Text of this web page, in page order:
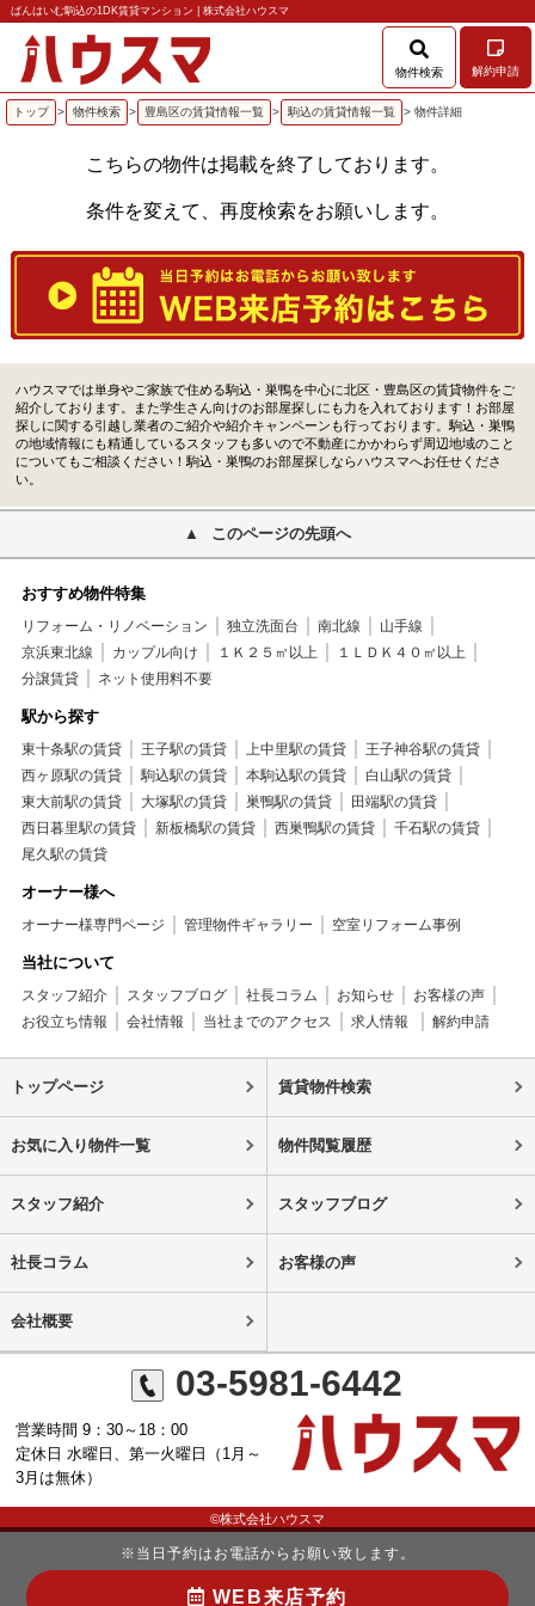
ばんはいむ駒込の1DK賃貸マンション | 株式会社ハウスマ
物件検索 解約申請
トップ > 物件検索 > 豊島区の賃貸情報一覧 > 駒込の賃貸情報一覧 > 物件詳細
こちらの物件は掲載を終了しております。
条件を変えて、再度検索をお願いします。
ハウスマでは単身やご家族で住める駒込・巣鴨を中心に北区・豊島区の賃貸物件をご
紹介しております。また学生さん向けのお部屋探しにも力を入れております！お部屋
探しに関する引越し業者のご紹介や紹介キャンペーンも行っております。駒込・巣鴨
の地域情報にも精通しているスタッフも多いので不動産にかかわらず周辺地域のこと
についてもご相談ください！駒込・巣鴨のお部屋探しならハウスマへお任せくださ
い。
このページの先頭へ
おすすめ物件特集
リフォーム・リノベーション 独立洗面台 南北線
山手線
京浜東北線
カップル向け １Ｋ２５㎡以上
１ＬＤＫ４０㎡以上
分譲賃貸
ネット使用料不要
駅から探す
東十条駅の賃貸 王子駅の賃貸 上中里駅の賃貸
王子神谷駅の賃貸
西ヶ原駅の賃貸
駒込駅の賃貸 本駒込駅の賃貸
白山駅の賃貸
東大前駅の賃貸
大塚駅の賃貸 巣鴨駅の賃貸
田端駅の賃貸
西日暮里駅の賃貸
新板橋駅の賃貸 西巣鴨駅の賃貸
千石駅の賃貸
尾久駅の賃貸
オーナー様へ
オーナー様専門ページ 管理物件ギャラリー 空室リフォーム事例
当社について
スタッフ紹介 スタッフブログ 社長コラム お知らせ
お客様の声
お役立ち情報
会社情報 当社までのアクセス 求人情報 解約申請
トップページ 賃貸物件検索
お気に入り物件一覧 物件閲覧履歴
スタッフ紹介 スタッフブログ
社長コラム お客様の声
会社概要
03-5981-6442
営業時間 9：30～18：00
定休日 水曜日、第一火曜日（1月～
3月は無休）
©株式会社ハウスマ
※当日予約はお電話からお願い致します。
WEB来店予約